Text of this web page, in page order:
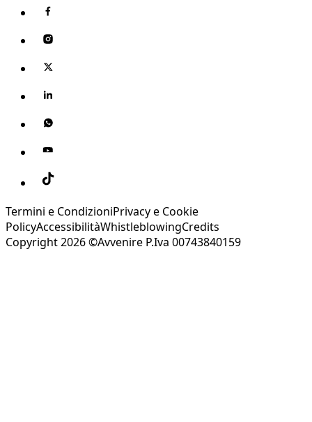
Termini e CondizioniPrivacy e Cookie
PolicyAccessibilitàWhistleblowingCredits
Copyright 2026 ©Avvenire P.Iva 00743840159